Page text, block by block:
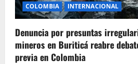
o
n
COLOMBIA INTERNACIONAL
Denuncia por presuntas
mineros en Buriticá reabre
previa en Colombia